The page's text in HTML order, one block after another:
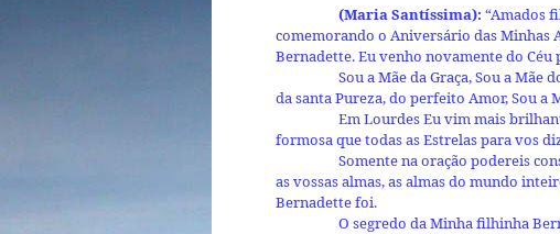
(Maria Santíssima): “Amados
comemorando o Aniversário das Minhas
Bernadette. Eu venho novamente do Céu
Sou a Mãe da Graça, Sou a Mãe
da santa Pureza, do perfeito Amor, Sou a
Em Lourdes Eu vim mais
formosa que todas as Estrelas para vos
Somente na oração podereis
as vossas almas, as almas do mundo
Bernadette foi.
O segredo da Minha filhinha